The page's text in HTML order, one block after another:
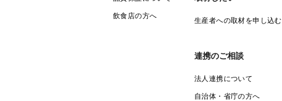
飲食店の方へ
生産者への取材を申し込む
連携のご相談
法人連携について
自治体・省庁の方へ